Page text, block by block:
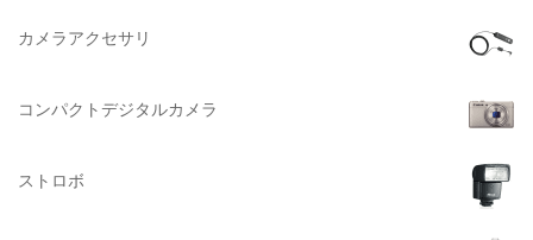
Lowepro（ロープロ）
BURTON（バートン）
DELSEY（デルセー）
中判海外系
カメラアクセサリ
コンパクトデジタルカメラ
ストロボ